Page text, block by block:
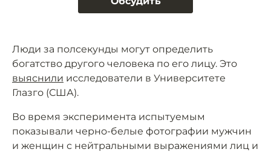
Люди за полсекунды могут определить
богатство другого человека по его лицу. Это
выяснили исследователи в Университете
Глазго (США).
Во время эксперимента испытуемым
показывали черно-белые фотографии мужчин
и женщин с нейтральными выражениями лиц и